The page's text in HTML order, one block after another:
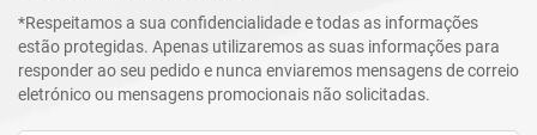
*Respeitamos a sua confidencialidade e todas as informações
estão protegidas. Apenas utilizaremos as suas informações para
responder ao seu pedido e nunca enviaremos mensagens de correio
eletrónico ou mensagens promocionais não solicitadas.